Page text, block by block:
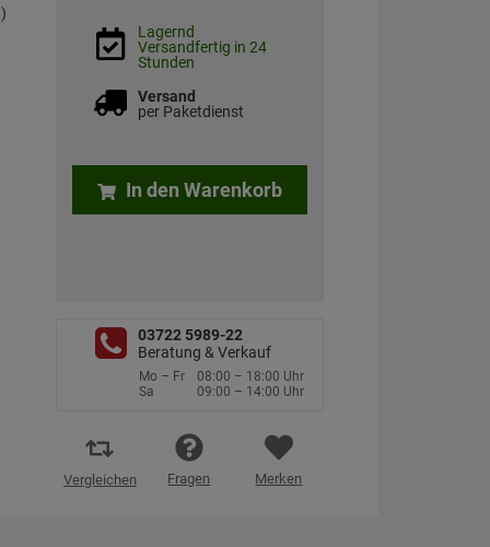
Lagernd
Versandfertig in 24
Stunden
Versand
per Paketdienst
In den Warenkorb
03722 5989-22
Beratung & Verkauf
Mo – Fr
08:00 – 18:00 Uhr
Sa
09:00 – 14:00 Uhr
Vergleichen Fragen Merken